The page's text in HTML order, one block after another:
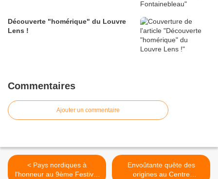
Découverte "homérique" du Louvre
Lens !
Commentaires
Ajouter un commentaire
< Pays nordiques à
l'honneur au 9ème Festival
Envoûtante quête des
origines au Centre